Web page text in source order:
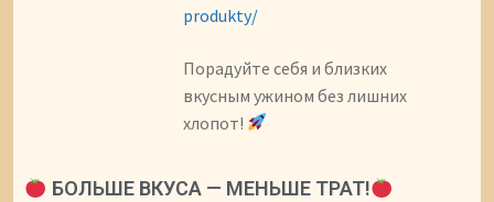
produkty/
Порадуйте себя и близких
вкусным ужином без лишних
хлопот!
БОЛЬШЕ ВКУСА — МЕНЬШЕ ТРАТ!